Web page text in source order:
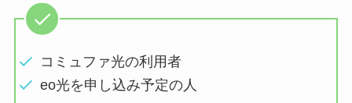
コミュファ光の利用者
eo光を申し込み予定の人